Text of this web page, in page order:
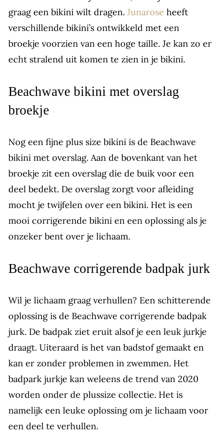
graag een bikini wilt dragen. Junarose heeft
verschillende bikini’s ontwikkeld met een
broekje voorzien van een hoge taille. Je kan zo er
echt stralend uit komen te zien in je bikini.
Beachwave bikini met overslag
broekje
Nog een fijne plus size bikini is de Beachwave
bikini met overslag. Aan de bovenkant van het
broekje zit een overslag die de buik voor een
deel bedekt. De overslag zorgt voor afleiding
mocht je twijfelen over een bikini. Het is een
mooi corrigerende bikini en een oplossing als je
onzeker bent over je lichaam.
Beachwave corrigerende badpak jurk
Wil je lichaam graag verhullen? Een schitterende
oplossing is de Beachwave corrigerende badpak
jurk. De badpak ziet eruit alsof je een leuk jurkje
draagt. Uiteraard is het van badstof gemaakt en
kan er zonder problemen in zwemmen. Het
badpark jurkje kan weleens de trend van 2020
worden onder de plussize collectie. Het is
namelijk een leuke oplossing om je lichaam voor
een deel te verhullen.